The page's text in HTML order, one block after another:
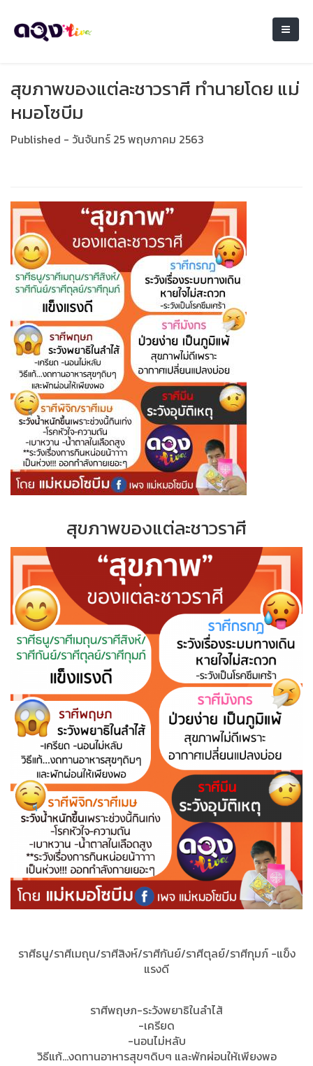
สุขภาพของแต่ละชาวราศี ทำนายโดย แม่
หมอโซบีม
Published - วันจันทร์ 25 พฤษภาคม 2563
สุขภาพของแต่ละชาวราศี
ราศีธนู/ราศีเมถุน/ราศีสิงห์/ราศีกันย์/ราศีตุลย์/ราศีกุมภ์ -แข็ง
แรงดี
ราศีพฤษภ-ระวังพยาธิในลำไส้
-เครียด
-นอนไม่หลับ
วิธีแก้...งดทานอาหารสุขๆดิบๆ และพักผ่อนให้เพียงพอ